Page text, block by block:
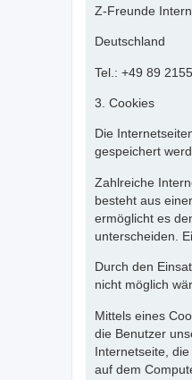
Z-Freunde
Deutschland
Tel.: +49 89
3. Cookies
Die
gespeichert
Zahlreiche
besteht aus
ermöglicht es
unterscheiden.
Durch den
nicht möglich
Mittels eines
die Benutzer
Internetseite,
auf dem